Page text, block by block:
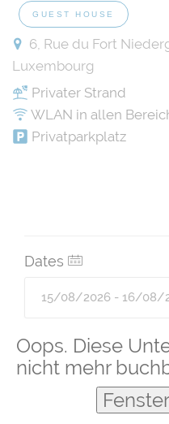
Oops. Diese
nicht mehr
GUEST HOUSE
6, Rue du Fort
Luxembourg
Privater Strand
WLAN in allen
Privatparkplatz
Dates
Guests